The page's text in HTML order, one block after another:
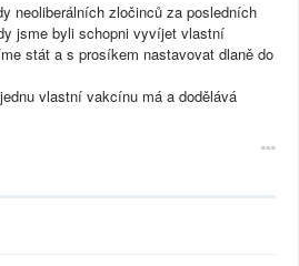
neoliberálních zločinců za posledních
jsme byli schopni vyvíjet vlastní
stát a s prosíkem nastavovat dlaně do
vlastní vakcínu má a dodělává